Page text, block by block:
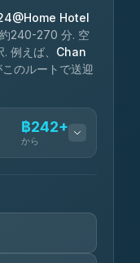
Hotel
240-270 分. 空
例えば、 Chan
のルートで送迎
฿242+
から
฿255